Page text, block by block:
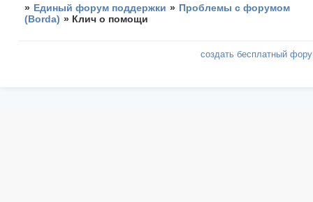
» Единый форум поддержки » Проблемы с форумом
(Borda) » Клич о помощи
создать бесплатный